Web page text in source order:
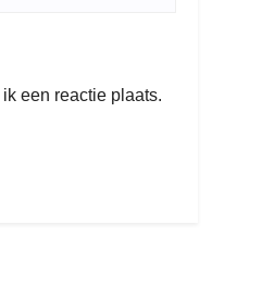
een reactie plaats.